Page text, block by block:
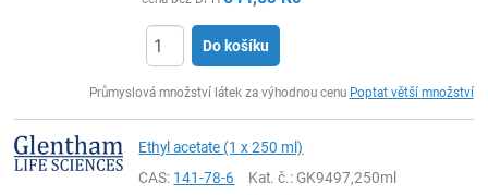
Do košíku
Průmyslová množství látek za výhodnou cenu Poptat větší množství
Ethyl acetate (1 x 250 ml)
CAS: 141-78-6 Kat. č.: GK9497,250ml